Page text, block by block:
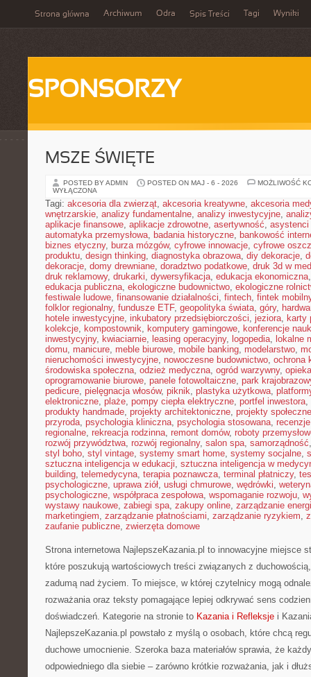
Strona główna Archiwum Odra Spis Treści Tagi Wyniki
SPONSORZY
MSZE ŚWIĘTE
POSTED BY ADMIN POSTED ON MAJ - 6 - 2026
MOŻLIWOŚĆ
WYŁĄCZONA
Tagi: akcesoria dla zwierząt, akcesoria kreatywne, akcesoria
wnętrzarskie, analizy fundamentalne, analizy inwestycyjne,
aplikacje finansowe, aplikacje zdrowotne, asertywność, asystenci
automatyka przemysłowa, badania historyczne, bankowość
biznes etyczny, burza mózgów, cyfrowe innowacje, cyfrowe
produktu, design thinking, diagnostyka obrazowa, diy dekoracje,
dekoracje, domy drewniane, doradztwo podatkowe, druk 3d w
druk reklamowy, drukarki, dywersyfikacja, edukacja ekonomiczna
edukacja publiczna, ekologiczne budownictwo, ekologiczne
festiwale ludowe, finansowanie działalności, fintech, fintek
folklor regionalny, fundusze ETF, geopolityka świata, góry,
hotele inwestycyjne, inkubatory przedsiębiorczości, jeziora, karty
kolekcje, kompostownik, komputery gamingowe, konferencje
inwestycyjny, kwiaciarnie, leasing operacyjny, logopedia, lokalne
domu, manicure, meble biurowe, mobile banking, modelarstwo,
nieruchomości inwestycyjne, nowoczesne budownictwo, ochrona
środowiska społeczna, odzież medyczna, ogród warzywny,
oprogramowanie biurowe, panele fotowoltaiczne, park
pedicure, pielęgnacja włosów, piknik, plastyka użytkowa,
elektroniczne, plaże, pompy ciepła elektryczne, portfel inwestora,
produkty handmade, projekty architektoniczne, projekty społeczne
przyroda, psychologia kliniczna, psychologia stosowana,
regionalne, rekreacja rodzinna, remont domów, roboty
rozwój przywództwa, rozwój regionalny, salon spa, samorządność
styl boho, styl vintage, systemy smart home, systemy socjalne,
sztuczna inteligencja w edukacji, sztuczna inteligencja w
building, telemedycyna, terapia poznawcza, terminal płatniczy,
psychologiczne, uprawa ziół, usługi chmurowe, wędrówki,
psychologiczne, współpraca zespołowa, wspomaganie rozwoju,
wystawy naukowe, zabiegi spa, zakupy online, zarządzanie
marketingiem, zarządzanie płatnościami, zarządzanie ryzykiem,
zaufanie publiczne, zwierzęta domowe
Strona internetowa NajlepszeKazania.pl to innowacyjne miejsce
które poszukują wartościowych treści związanych z
zadumą nad życiem. To miejsce, w której czytelnicy mogą
rozważania oraz teksty pomagające lepiej odkrywać sens
doświadczeń. Kategorie na stronie to Kazania i Refleksje i
NajlepszeKazania.pl powstało z myślą o osobach, które chcą
duchowe umocnienie. Szeroka baza materiałów sprawia, że
odpowiedniego dla siebie – zarówno krótkie rozważania, jak i